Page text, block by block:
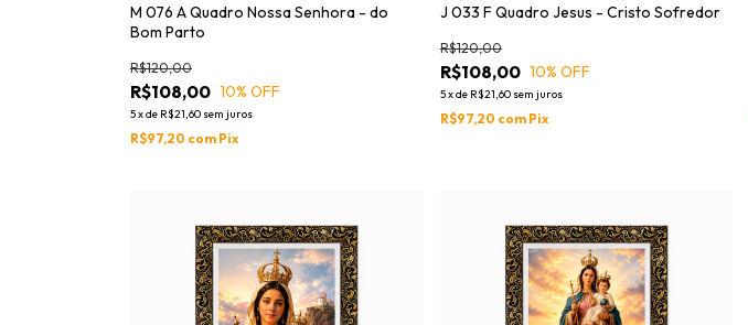
M 076 A Quadro Nossa Senhora - do
Bom Parto
R$108,00
R$120,00
10% OFF
5xde R$21,60 sem juros
R$97,20 com Pix
J 033 F Quadro Jesus - Cristo Sofredor
R$108,00
R$120,00
10% OFF
5xde R$21,60 sem juros
R$97,20 com Pix